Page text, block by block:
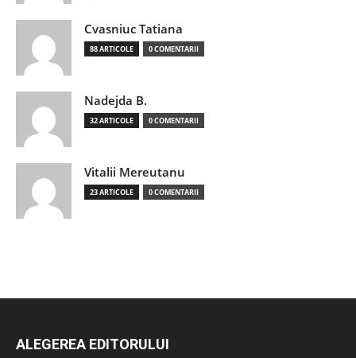
Cvasniuc Tatiana
88 ARTICOLE 0 COMENTARII
Nadejda B.
32 ARTICOLE 0 COMENTARII
Vitalii Mereutanu
23 ARTICOLE 0 COMENTARII
ALEGEREA EDITORULUI